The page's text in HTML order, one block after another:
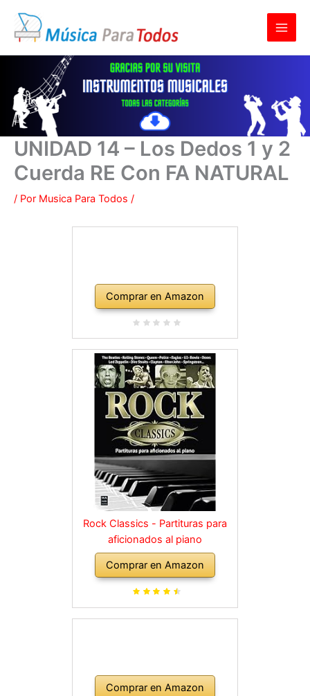
contenido
UNIDAD 14 – Los Dedos 1 y 2
Cuerda RE Con FA NATURAL
/ Por Musica Para Todos /
Comprar en Amazon
Rock Classics - Partituras para
aficionados al piano
Comprar en Amazon
Comprar en Amazon